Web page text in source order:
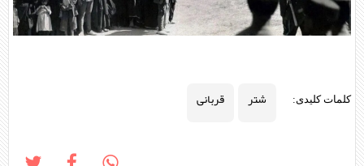
کلمات کلیدی: شتر قربانی